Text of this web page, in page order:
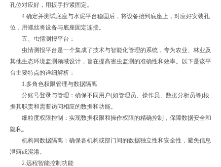
孔位对应好，用扳手拧紧固定。
4.确定并测试底座与水泥平台稳固后，将设备抬到底座上，对应好安装孔
位，用螺丝将设备与底座固定连接。
五、虫情测报平台：
虫情测报平台是一个集成了技术与智能化管理的系统，专为农业、林业及
其他生态环境监测领域设计，旨在提高害虫监测的准确性和效率。以下是该平
台主要特点的详细解析：
1.多角色权限管理与数据隔离
分账号登录与管理：确保不同用户(如管理员、操作员、数据分析员等)根
据其职责和需要访问相应的数据和功能。
细粒度权限控制：实现数据权限和操作权限的精确控制，保障数据安全和
隐私。
机构间数据隔离：确保各机构或部门间的数据独立性和安全性，避免信息
泄露或混淆。
2.远程智能控制功能